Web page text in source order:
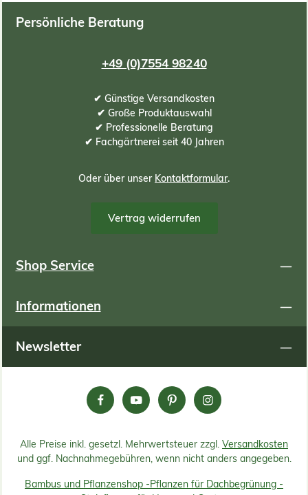
Persönliche Beratung
+49 (0)7554 98240
✔ Günstige Versandkosten
✔ Große Produktauswahl
✔ Professionelle Beratung
✔ Fachgärtnerei seit 40 Jahren
Oder über unser Kontaktformular.
Vertrag widerrufen
Shop Service
Informationen
Newsletter
Alle Preise inkl. gesetzl. Mehrwertsteuer zzgl. Versandkosten
und ggf. Nachnahmegebühren, wenn nicht anders angegeben.
Bambus und Pflanzenshop -Pflanzen für Dachbegrünung -